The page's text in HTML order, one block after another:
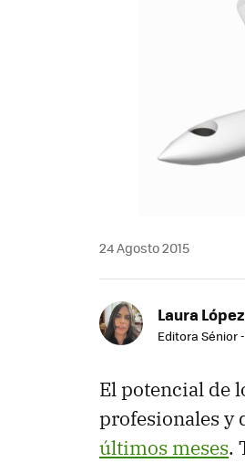
24 Agosto 2015
Laura López
Editora Sénior
El potencial de
profesionales y
últimos meses.